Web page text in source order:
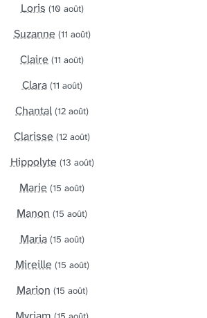
Loris (10 août)
Suzanne (11 août)
Claire (11 août)
Clara (11 août)
Chantal (12 août)
Clarisse (12 août)
Hippolyte (13 août)
Marie (15 août)
Manon (15 août)
Maria (15 août)
Mireille (15 août)
Marion (15 août)